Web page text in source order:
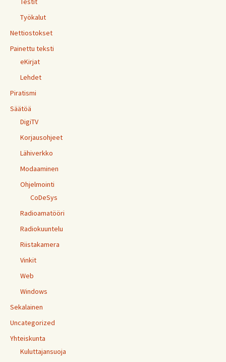
Työkalut
Nettiostokset
Painettu teksti
eKirjat
Lehdet
Piratismi
Säätöä
DigiTV
Korjausohjeet
Lähiverkko
Modaaminen
Ohjelmointi
CoDeSys
Radioamatööri
Radiokuuntelu
Riistakamera
Vinkit
Web
Windows
Sekalainen
Uncategorized
Yhteiskunta
Kuluttajansuoja